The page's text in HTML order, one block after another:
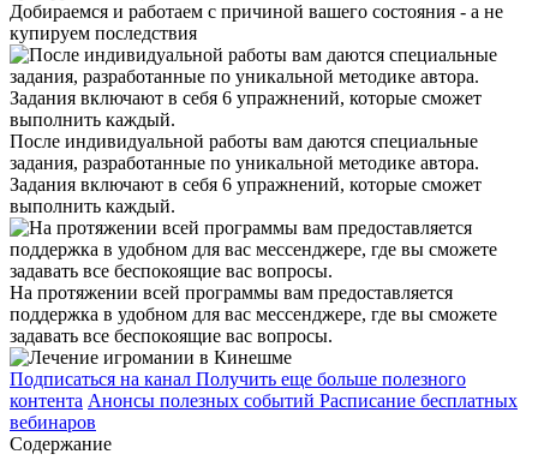
Добираемся и работаем с причиной вашего состояния - а не
купируем последствия
После индивидуальной работы вам даются специальные
задания, разработанные по уникальной методике автора.
Задания включают в себя 6 упражнений, которые сможет
выполнить каждый.
На протяжении всей программы вам предоставляется
поддержка в удобном для вас мессенджере, где вы сможете
задавать все беспокоящие вас вопросы.
Подписаться на канал Получить еще больше полезного
контента Анонсы полезных событий Расписание бесплатных
вебинаров
Содержание